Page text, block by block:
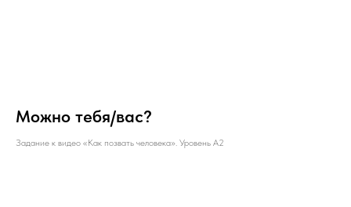
Можно тебя/вас?
Задание к видео «Как позвать человека». Уровень А2